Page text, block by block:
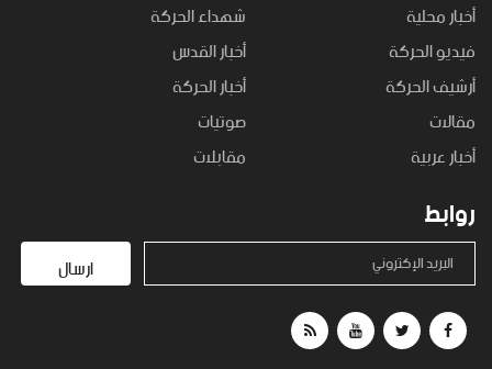
أخبار محلية
شهداء الحركة
فيديو الحركة
أخبار القدس
أرشيف الحركة
أخبار الحركة
مقالات
صوتيات
أخبار عربية
مقابلات
روابط
البريد الإكتروني ارسال